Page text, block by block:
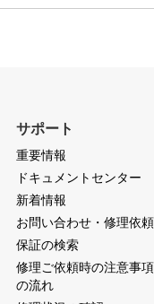
サポート
重要情報
ドキュメントセンター
新着情報
お問い合わせ・修理依頼
保証の検索
修理ご依頼時の注意事
の流れ